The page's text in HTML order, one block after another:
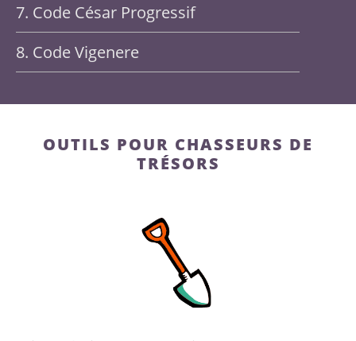
7. Code César Progressif
8. Code Vigenere
OUTILS POUR CHASSEURS DE
TRÉSORS